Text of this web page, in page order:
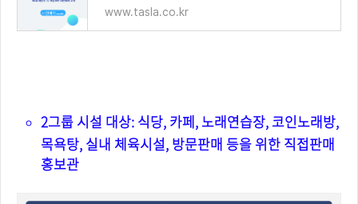
www.tasla.co.kr
2그룹 시설 대상: 식당, 카페, 노래연습장, 코인노래방,
목욕탕, 실내 체육시설, 방문판매 등을 위한 직접판매
홍보관